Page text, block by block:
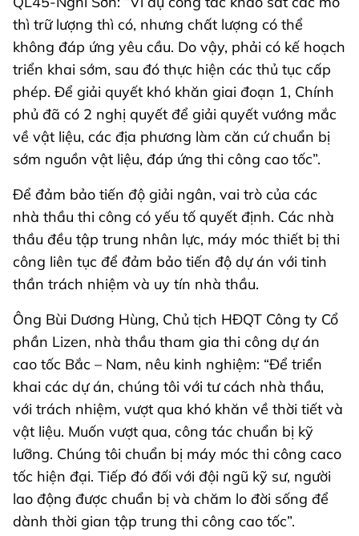
thì trữ lượng thì có, nhưng chất lượng có thể
không đáp ứng yêu cầu. Do vậy, phải có kế hoạch
triển khai sớm, sau đó thực hiện các thủ tục cấp
phép. Để giải quyết khó khăn giai đoạn 1, Chính
phủ đã có 2 nghị quyết để giải quyết vướng mắc
về vật liệu, các địa phương làm căn cứ chuẩn bị
sớm nguồn vật liệu, đáp ứng thi công cao tốc”.
Để đảm bảo tiến độ giải ngân, vai trò của các
nhà thầu thi công có yếu tố quyết định. Các nhà
thầu đều tập trung nhân lực, máy móc thiết bị thi
công liên tục để đảm bảo tiến độ dự án với tinh
thần trách nhiệm và uy tín nhà thầu.
Ông Bùi Dương Hùng, Chủ tịch HĐQT Công ty Cổ
phần Lizen, nhà thầu tham gia thi công dự án
cao tốc Bắc – Nam, nêu kinh nghiệm: “Để triển
khai các dự án, chúng tôi với tư cách nhà thầu,
với trách nhiệm, vượt qua khó khăn về thời tiết và
vật liệu. Muốn vượt qua, công tác chuẩn bị kỹ
lưỡng. Chúng tôi chuẩn bị máy móc thi công caco
tốc hiện đại. Tiếp đó đối với đội ngũ kỹ sư, người
lao động được chuẩn bị và chăm lo đời sống để
dành thời gian tập trung thi công cao tốc”.